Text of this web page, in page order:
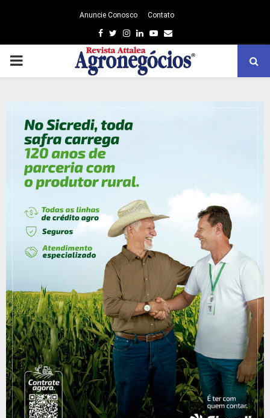
Anuncie Conosco Contato
Facebook
TwitterInstagram
LinkedinYoutube
Email
PRIMARY